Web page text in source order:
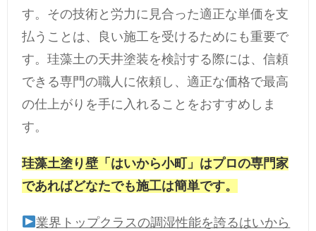
す。その技術と労力に見合った適正な単価を支
払うことは、良い施工を受けるためにも重要で
す。珪藻土の天井塗装を検討する際には、信頼
できる専門の職人に依頼し、適正な価格で最高
の仕上がりを手に入れることをおすすめしま
す。
珪藻土塗り壁「はいから小町」はプロの専門家
であればどなたでも施工は簡単です。
業界トップクラスの調湿性能を誇るはいから